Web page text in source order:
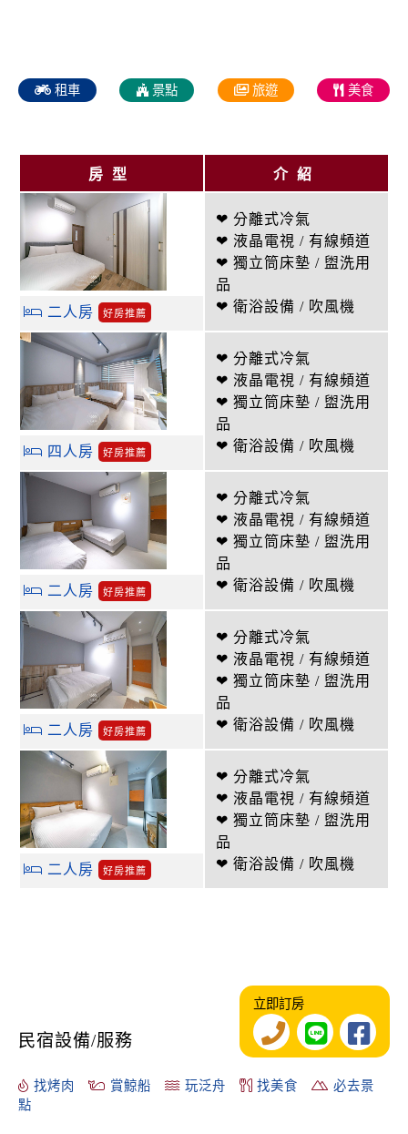
租車 景點 旅遊 美食
房型 介紹
❤ 分離式冷氣
❤ 液晶電視 / 有線頻道
❤ 獨立筒床墊 / 盥洗用
品
❤ 衛浴設備 / 吹風機
二人房 好房推薦
❤ 分離式冷氣
❤ 液晶電視 / 有線頻道
❤ 獨立筒床墊 / 盥洗用
品
❤ 衛浴設備 / 吹風機
四人房 好房推薦
❤ 分離式冷氣
❤ 液晶電視 / 有線頻道
❤ 獨立筒床墊 / 盥洗用
品
❤ 衛浴設備 / 吹風機
二人房 好房推薦
❤ 分離式冷氣
❤ 液晶電視 / 有線頻道
❤ 獨立筒床墊 / 盥洗用
品
❤ 衛浴設備 / 吹風機
二人房 好房推薦
❤ 分離式冷氣
❤ 液晶電視 / 有線頻道
❤ 獨立筒床墊 / 盥洗用
品
❤ 衛浴設備 / 吹風機
二人房 好房推薦
民宿設備/服務
立即訂房
找烤肉 賞鯨船 玩泛舟 找美食
必去景
點